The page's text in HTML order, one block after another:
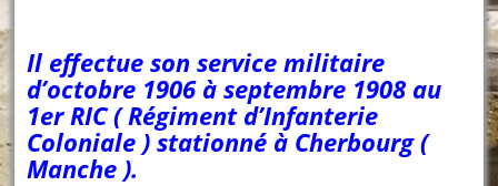
Il effectue son service militaire
d’octobre 1906 à septembre 1908 au
1er RIC ( Régiment d’Infanterie
Coloniale ) stationné à Cherbourg (
Manche ).